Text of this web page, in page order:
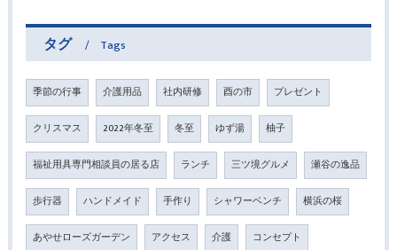
タグ Tags
季節の行事 介護用品 社内研修 酉の市 プレゼント
クリスマス 2022年冬至 冬至 ゆず湯 柚子
福祉用具専門相談員の居る店 ランチ 三ツ境グルメ 瀬谷の逸品
歩行器 ハンドメイド 手作り シャワーベンチ 横浜の桜
あやせローズガーデン アクセス 介護 コンセプト